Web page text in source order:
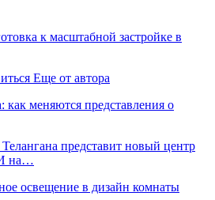
к масштабной застройке в
Еще от автора
меняются представления о
представит новый центр
на…
освещение в дизайн комнаты